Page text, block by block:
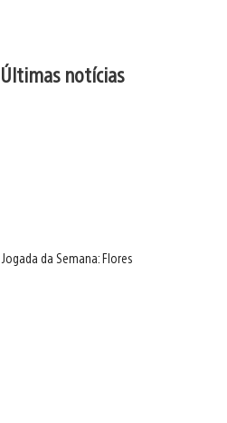
Últimas notícias
Jogada da Semana: Flores